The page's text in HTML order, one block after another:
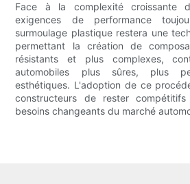
Face à la complexité croissante
exigences de performance
surmoulage plastique restera une
permettant la création de
résistants et plus complexes,
automobiles plus sûres, plus
esthétiques. L'adoption de ce
constructeurs de rester
besoins changeants du marché